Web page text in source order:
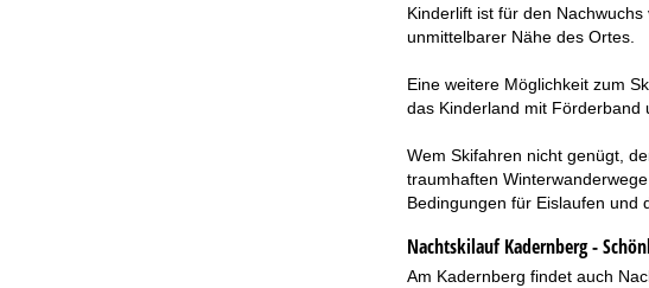
Kinderlift ist für den
unmittelbarer Nähe des Ortes.
Eine weitere Möglichkeit zum
das Kinderland mit Förderband
Wem Skifahren nicht genügt,
traumhaften
Bedingungen für Eislaufen und
NachtskilaufKadernberg -
Am Kadernberg findet auch